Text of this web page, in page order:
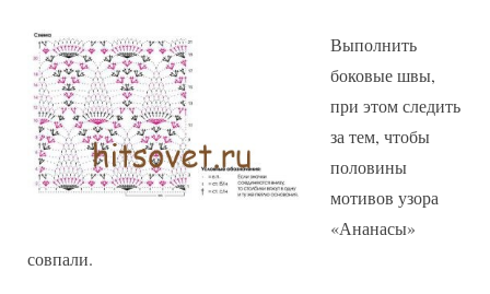
Выполнить
боковые швы,
при этом следить
за тем, чтобы
половины
мотивов узора
«Ананасы»
совпали.